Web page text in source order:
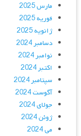
مارس 2025
فوریه 2025
ژانویه 2025
دسامبر 2024
نوامبر 2024
اکتبر 2024
سپتامبر 2024
آگوست 2024
جولای 2024
ژوئن 2024
می 2024